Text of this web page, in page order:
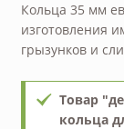
Кольца 35 мм
изготовления
грызунков и
Товар
кольца